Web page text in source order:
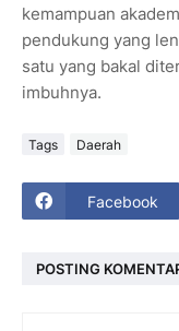
kemampuan
pendukung yang
satu yang bakal
imbuhnya.
Tags Daerah
Facebook
POSTING